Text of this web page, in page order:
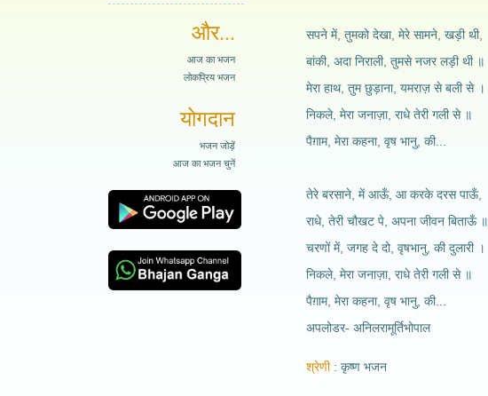
और...
आज का भजन
लोकप्रिय भजन
योगदान
भजन जोड़ें
आज का भजन चुनें
सपने में, तुमको देखा, मेरे सामने, खड़ी थी,
बांकी, अदा निराली, तुमसे नजर लड़ी थी ॥
मेरा हाथ, तुम छुड़ाना, यमराज़ से बली से ।
निकले, मेरा जनाज़ा, राधे तेरी गली से ॥
पैग़ाम, मेरा कहना, वृष भानु, की...
तेरे बरसाने, में आऊँ, आ करके दरस पाऊँ,
राधे, तेरी चौखट पे, अपना जीवन बिताऊँ ॥
चरणों में, जगह दे दो, वृषभानु, की दुलारी ।
निकले, मेरा जनाज़ा, राधे तेरी गली से ॥
पैग़ाम, मेरा कहना, वृष भानु, की...
अपलोडर- अनिलरामूर्तिभोपाल
श्रेणी कृष्ण भजन